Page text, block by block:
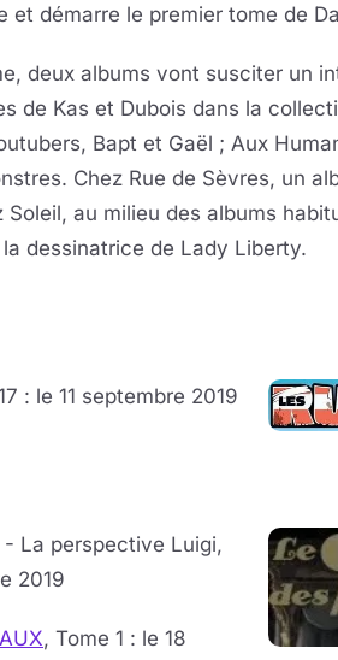
et démarre le premier tome de
deux albums vont susciter un
de Kas et Dubois dans la
Bapt et Gaël ; Aux
Chez Rue de Sèvres, un
au milieu des albums
dessinatrice de Lady Liberty.
: le 11 septembre 2019
- La perspective Luigi,
2019
, Tome 1 : le 18